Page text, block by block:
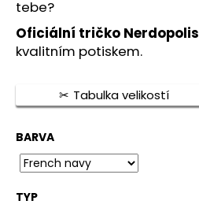
tebe?
Oficiální tričko Nerdopolis
kvalitním potiskem.
Tabulka velikostí
BARVA
TYP
D
o
r
u
č
j